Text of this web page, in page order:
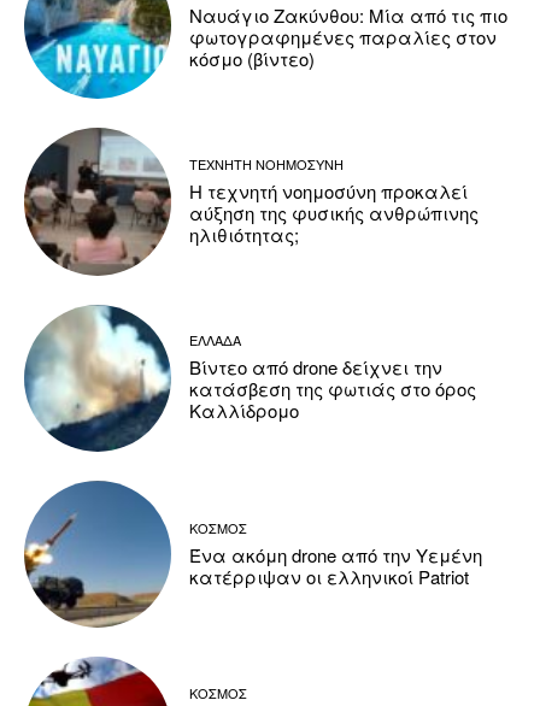
Ναυάγιο Ζακύνθου: Μία από τις πιο
φωτογραφημένες παραλίες στον
κόσμο (βίντεο)
ΤΕΧΝΗΤΗ ΝΟΗΜΟΣΥΝΗ
Η τεχνητή νοημοσύνη προκαλεί
αύξηση της φυσικής ανθρώπινης
ηλιθιότητας;
ΕΛΛΑΔΑ
Βίντεο από drone δείχνει την
κατάσβεση της φωτιάς στο όρος
Καλλίδρομο
ΚΟΣΜΟΣ
Ένα ακόμη drone από την Υεμένη
κατέρριψαν οι ελληνικοί Patriot
ΚΟΣΜΟΣ